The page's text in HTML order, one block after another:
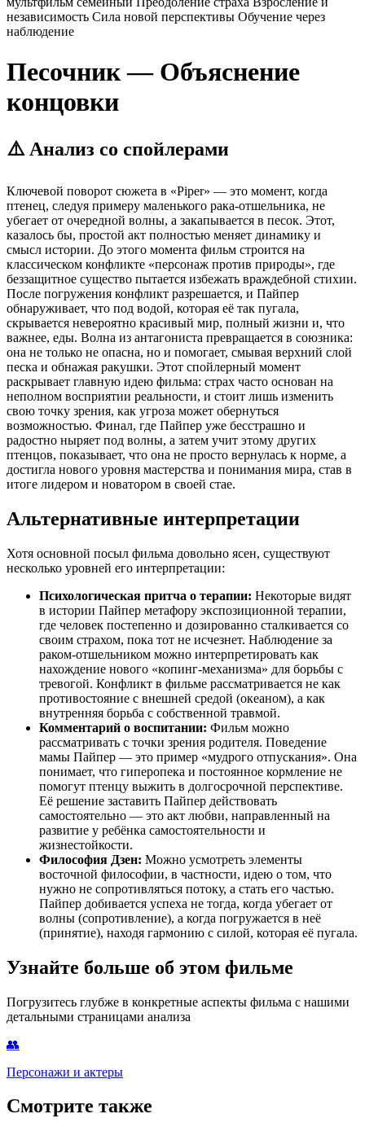
независимость Сила новой перспективы Обучение через
наблюдение
Песочник — Объяснение
концовки
⚠️ Анализ со спойлерами
Ключевой поворот сюжета в «Piper» — это момент, когда
птенец, следуя примеру маленького рака-отшельника, не
убегает от очередной волны, а закапывается в песок. Этот,
казалось бы, простой акт полностью меняет динамику и
смысл истории. До этого момента фильм строится на
классическом конфликте «персонаж против природы», где
беззащитное существо пытается избежать враждебной стихии.
После погружения конфликт разрешается, и Пайпер
обнаруживает, что под водой, которая её так пугала,
скрывается невероятно красивый мир, полный жизни и, что
важнее, еды. Волна из антагониста превращается в союзника:
она не только не опасна, но и помогает, смывая верхний слой
песка и обнажая ракушки. Этот спойлерный момент
раскрывает главную идею фильма: страх часто основан на
неполном восприятии реальности, и стоит лишь изменить
свою точку зрения, как угроза может обернуться
возможностью. Финал, где Пайпер уже бесстрашно и
радостно ныряет под волны, а затем учит этому других
птенцов, показывает, что она не просто вернулась к норме, а
достигла нового уровня мастерства и понимания мира, став в
итоге лидером и новатором в своей стае.
Альтернативные интерпретации
Хотя основной посыл фильма довольно ясен, существуют
несколько уровней его интерпретации:
Психологическая притча о терапии: Некоторые видят
в истории Пайпер метафору экспозиционной терапии,
где человек постепенно и дозированно сталкивается со
своим страхом, пока тот не исчезнет. Наблюдение за
раком-отшельником можно интерпретировать как
нахождение нового «копинг-механизма» для борьбы с
тревогой. Конфликт в фильме рассматривается не как
противостояние с внешней средой (океаном), а как
внутренняя борьба с собственной травмой.
Комментарий о воспитании: Фильм можно
рассматривать с точки зрения родителя. Поведение
мамы Пайпер — это пример «мудрого отпускания». Она
понимает, что гиперопека и постоянное кормление не
помогут птенцу выжить в долгосрочной перспективе.
Её решение заставить Пайпер действовать
самостоятельно — это акт любви, направленный на
развитие у ребёнка самостоятельности и
жизнестойкости.
Философия Дзен: Можно усмотреть элементы
восточной философии, в частности, идею о том, что
нужно не сопротивляться потоку, а стать его частью.
Пайпер добивается успеха не тогда, когда убегает от
волны (сопротивление), а когда погружается в неё
(принятие), находя гармонию с силой, которая её пугала.
Узнайте больше об этом фильме
Погрузитесь глубже в конкретные аспекты фильма с нашими
детальными страницами анализа
👥
Персонажи и актеры
Смотрите также